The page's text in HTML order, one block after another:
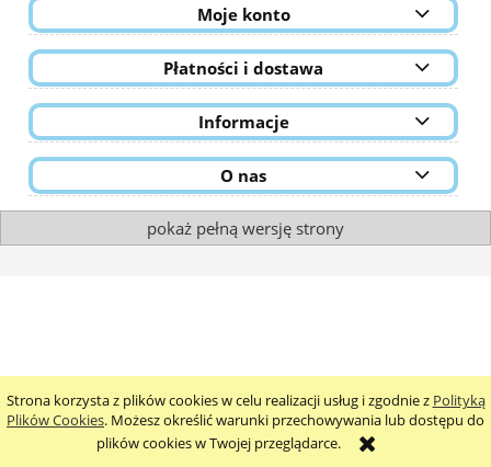
Strona korzysta z plików cookies w celu realizacji usług i zgodnie z Polityką
Plików Cookies. Możesz określić warunki przechowywania lub dostępu do
plików cookies w Twojej przeglądarce.
Moje konto
Płatności i dostawa
Informacje
O nas
pokaż pełną wersję strony